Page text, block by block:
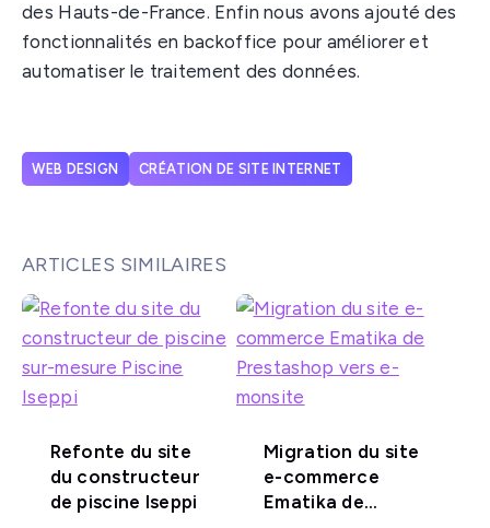
des Hauts-de-France. Enfin nous avons ajouté des
fonctionnalités en backoffice pour améliorer et
automatiser le traitement des données.
WEB DESIGN CRÉATION DE SITE INTERNET
ARTICLES SIMILAIRES
Refonte du site
du constructeur
de piscine Iseppi
Migration du site
e-commerce
Ematika de